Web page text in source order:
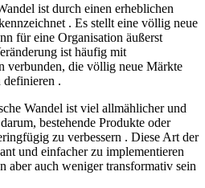
ist durch einen erheblichen
. Es stellt eine völlig neue
für eine Organisation äußerst
ist häufig mit
verbunden, die völlig neue Märkte
definieren .
Wandel ist viel allmählicher und
bestehende Produkte oder
zu verbessern . Diese Art der
und einfacher zu implementieren
aber auch weniger transformativ sein